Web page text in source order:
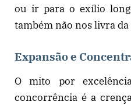
ou ir para o exílio
também não nos livra
Expansão e
O mito por
concorrência é a